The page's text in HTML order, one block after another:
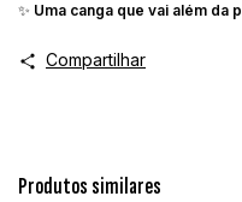
✨ Uma canga que vai além da
Compartilhar
Produtos similares